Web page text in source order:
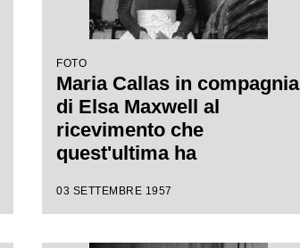
FOTO
Maria Callas in compagnia
di Elsa Maxwell al
ricevimento che
quest'ultima ha
03 SETTEMBRE 1957